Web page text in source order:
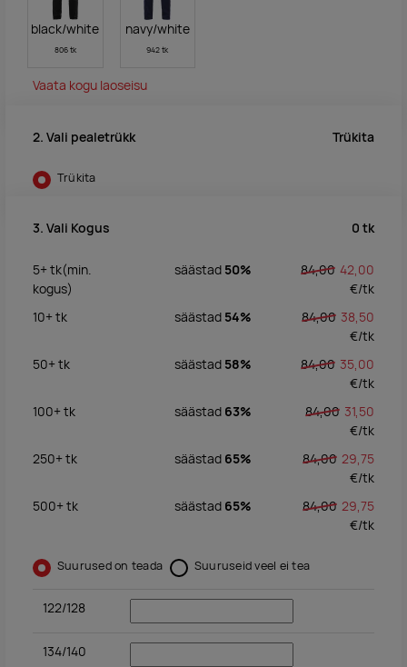
black/white
806 tk
navy/white
942 tk
Vaata kogu laoseisu
2. Vali pealetrükk Trükita
Trükita
3. Vali Kogus 0 tk
5+tk(min.
kogus)
säästad 50% 84,00 42,00
€/tk
10+tk säästad 54% 84,00 38,50
€/tk
50+tk säästad 58% 84,00 35,00
€/tk
100+tk säästad 63% 84,00 31,50
€/tk
250+tk säästad 65% 84,00 29,75
€/tk
500+tk säästad 65% 84,00 29,75
€/tk
Suurused on teada Suuruseid veel ei tea
122/128
134/140